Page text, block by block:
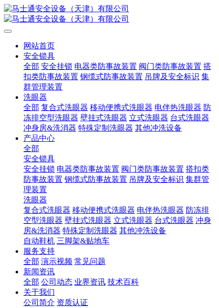
网站首页
安全锁具
全部 安全挂锁 电器类防事故装置 阀门类防事故装置 搭
扣类防事故装置 钢缆式防事故装置 吊牌及安全标识 集
群管理装置
洗眼器
全部 复合式洗眼器 移动便携式洗眼器 电伴热洗眼器 防
冻排空型洗眼器 壁挂式洗眼器 立式洗眼器 台式洗眼器
冲身房&洗消器 特殊定制洗眼器 其他冲洗设备
产品中心
全部
安全锁具
安全挂锁 电器类防事故装置 阀门类防事故装置 搭扣类
防事故装置 钢缆式防事故装置 吊牌及安全标识 集群管
理装置
洗眼器
复合式洗眼器 移动便携式洗眼器 电伴热洗眼器 防冻排
空型洗眼器 壁挂式洗眼器 立式洗眼器 台式洗眼器 冲身
房&洗消器 特殊定制洗眼器 其他冲洗设备
自动鞋机 三脚架&贴地车
服务支持
全部 演示视频 常见问题
新闻资讯
全部 公司动态 业界资讯 技术百科
关于我们
公司简介 资质认证